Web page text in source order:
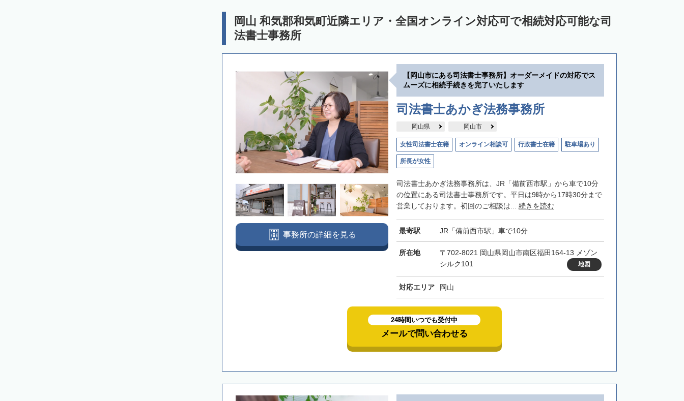
岡山 和気郡和気町近隣エリア・全国オンライン対応可で相続対応可能な司
法書士事務所
【岡山市にある司法書士事務所】オーダーメイドの対応でス
ムーズに相続手続きを完了いたします
司法書士あかぎ法務事務所
岡山県 岡山市
女性司法書士在籍 オンライン相談可 行政書士在籍 駐車場あり
所長が女性
司法書士あかぎ法務事務所は、JR「備前西市駅」から車で10分
の位置にある司法書士事務所です。平日は9時から17時30分まで
営業しております。初回のご相談は... 続きを読む
最寄駅 JR「備前西市駅」車で10分
所在地
〒702-8021 岡山県岡山市南区福田164-13 メゾン
シルク101
地図
対応エリア 岡山
事務所の詳細を見る
24時間いつでも受付中
メールで問い合わせる